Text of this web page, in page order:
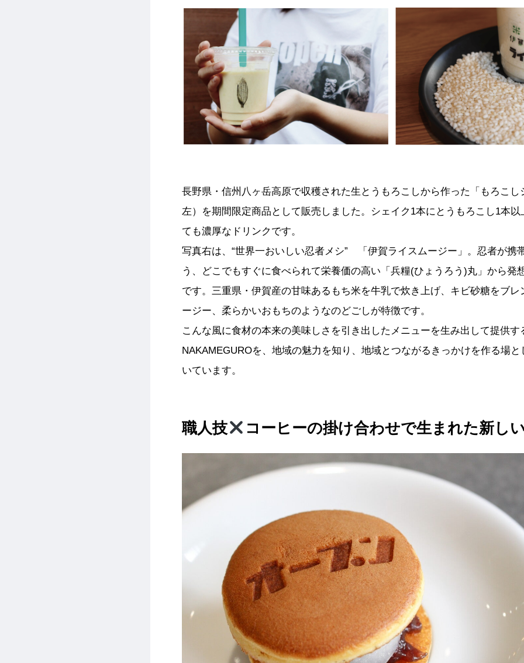
長野県・信州⼋ヶ岳⾼原で収穫された生とうもろこしから作った「もろこし
左）を期間限定商品として販売しました。シェイク1本にとうもろこし1本
ても濃厚なドリンクです。
写真右は、“世界一おいしい忍者メシ” 「伊賀ライスムージー」。忍者が携
う、どこでもすぐに食べられて栄養価の高い「兵糧(ひょうろう)丸」から発
です。三重県・伊賀産の甘味あるもち米を牛乳で炊き上げ、キビ砂糖をブレ
ージー、柔らかいおもちのようなのどごしが特徴です。
こんな風に食材の本来の美味しさを引き出したメニューを生み出して提供す
NAKAMEGUROを、地域の魅力を知り、地域とつながるきっかけを作る場
いています。
職人技 コーヒーの掛け合わせで生まれた新し